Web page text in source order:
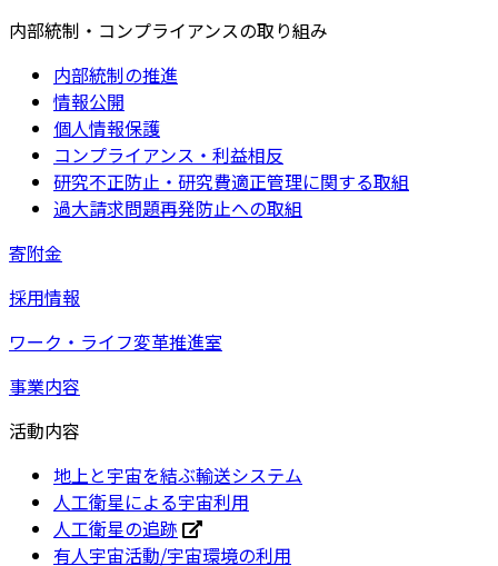
内部統制・コンプライアンスの取り組み
内部統制の推進
情報公開
個人情報保護
コンプライアンス・利益相反
研究不正防止・研究費適正管理に関する取組
過大請求問題再発防止への取組
寄附金
採用情報
ワーク・ライフ変革推進室
事業内容
活動内容
地上と宇宙を結ぶ輸送システム
人工衛星による宇宙利用
人工衛星の追跡
有人宇宙活動/宇宙環境の利用